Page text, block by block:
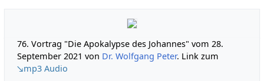
76. Vortrag "Die Apokalypse des Johannes" vom 28.
September 2021 von Dr. Wolfgang Peter. Link zum
↘mp3 Audio